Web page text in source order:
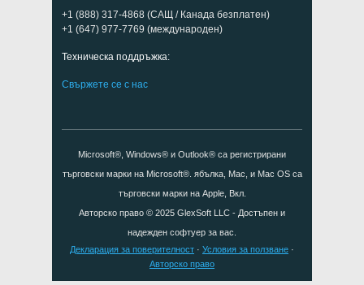
+1 (888) 317-4868 (САЩ / Канада безплатен)
+1 (647) 977-7769 (международен)
Техническа поддръжка:
Свържете се с нас
Microsoft®, Windows® и Outlook® са регистрирани
търговски марки на Microsoft®. ябълка, Mac, и Mac OS са
търговски марки на Apple, Вкл.
Авторско право © 2025 GlexSoft LLC - Достъпен и
надежден софтуер за вас.
Декларация за поверителност · Условия за ползване ·
Авторско право